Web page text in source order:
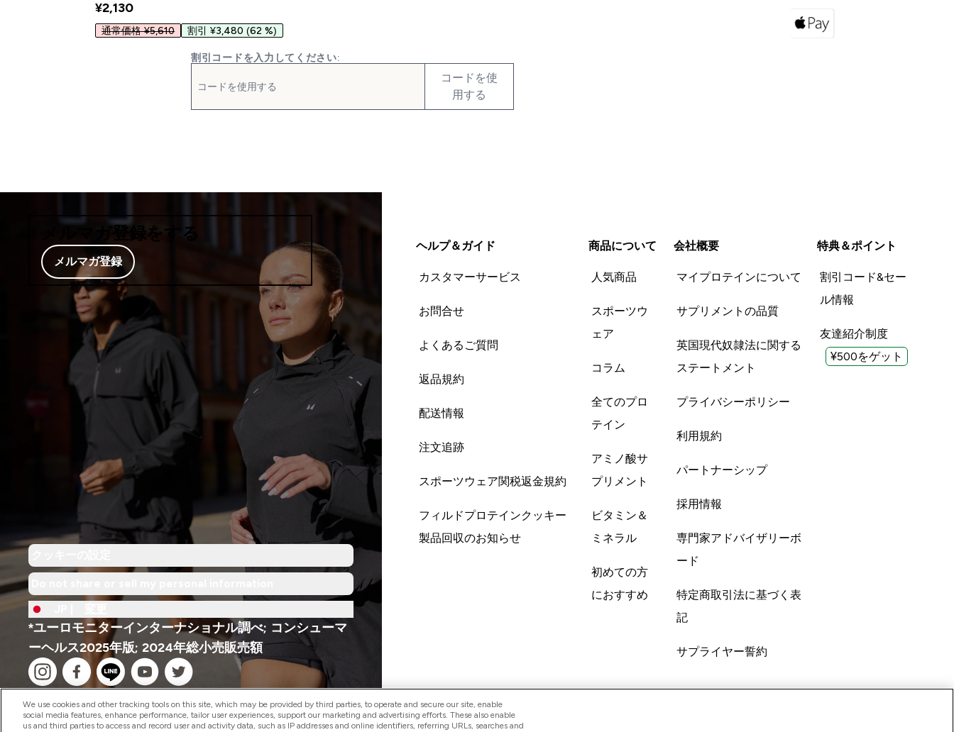
¥2,130‎
通常価格 ¥5,610 割引 ¥3,480 (62 %)
割引コードを入力してください:
コードを使
用する
メルマガ登録をする
メルマガ登録
*ユーロモニターインターナショナル調べ; コンシューマ
ーヘルス2025年版; 2024年総小売販売額
ヘルプ＆ガイド
カスタマーサービス
お問合せ
よくあるご質問
返品規約
配送情報
注文追跡
スポーツウェア関税返金規約
フィルドプロテインクッキー
製品回収のお知らせ
商品について
人気商品
スポーツウ
ェア
コラム
全てのプロ
テイン
アミノ酸サ
プリメント
ビタミン＆
ミネラル
初めての方
におすすめ
会社概要
マイプロテインについて
サプリメントの品質
英国現代奴隷法に関する
ステートメント
プライバシーポリシー
利用規約
パートナーシップ
採用情報
専門家アドバイザリーボ
ード
特定商取引法に基づく表
記
サプライヤー誓約
特典＆ポイント
割引コード&セー
ル情報
友達紹介制度
¥500をゲット
We use cookies and other tracking tools on this site, which may be provided by third parties, to operate and secure our site, enable
social media features, enhance performance, tailor user experiences, support our marketing and advertising efforts. These also enable
us and third parties to access and record user and activity data, such as IP addresses and online identifiers, referring URLs, searches and